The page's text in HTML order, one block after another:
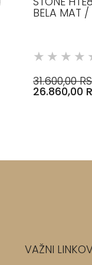
BELA MAT
31.600,00
26.860,00
VAŽNI